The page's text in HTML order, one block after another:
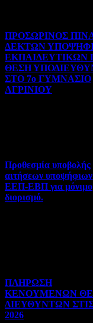
ΠΡΟΣΩΡΙΝΟΣ
ΔΕΚΤΩΝ
ΕΚΠΑΙΔΕΥΤΙΚΩΝ
ΘΕΣΗ
ΣΤΟ 7ο ΓΥΜΝΑΣΙΟ
ΑΓΡΙΝΙΟΥ
Προθεσμία υποβολής
αιτήσεων
ΕΕΠ-ΕΒΠ για μόνιμο
διορισμό.
ΠΛΗΡΩΣΗ
ΚΕΝΟΥΜΕΝΩΝ
ΔΙΕΥΘΥΝΤΩΝ ΣΤΙΣ
2026